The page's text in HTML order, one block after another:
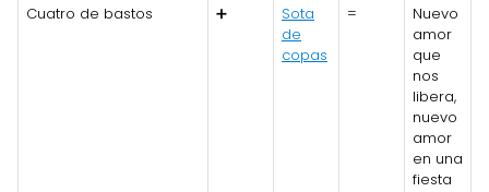
Cuatro de bastos
➕
Sota
de
copas
=
Nuevo
amor
que
nos
libera,
nuevo
amor
en una
fiesta